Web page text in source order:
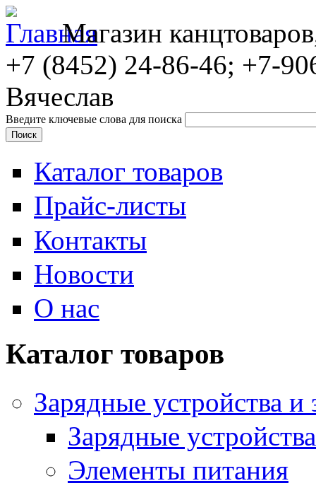
Магазин
+7 (8452) 24-86-46; +7-
Вячеслав
Введите ключевые слова для поиска
Каталог товаров
Прайс-листы
Контакты
Новости
О нас
Каталог товаров
Зарядные устройства
Зарядные устройства
Элементы питания